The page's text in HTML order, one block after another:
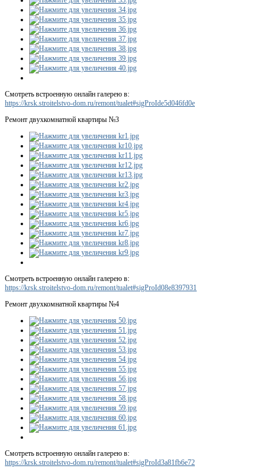
Смотреть встроенную онлайн галерею в:
https://krsk.stroitelstvo-dom.ru/remont/tualet#sigProIde5d046fd0e
Ремонт двухкомнатной квартиры №3
Смотреть встроенную онлайн галерею в:
https://krsk.stroitelstvo-dom.ru/remont/tualet#sigProId08e8397931
Ремонт двухкомнатной квартиры №4
Смотреть встроенную онлайн галерею в:
https://krsk.stroitelstvo-dom.ru/remont/tualet#sigProId3a81fb6e72